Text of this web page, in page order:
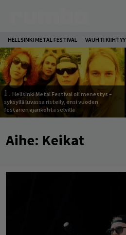
HELLSINKI METAL FESTIVAL VAUHTI KIIHTYY
1. Hellsinki Metal Festival oli menestys –
syksyllä luvassa risteily, ensi vuoden
festarien ajankohta selvillä
Aihe: Keikat